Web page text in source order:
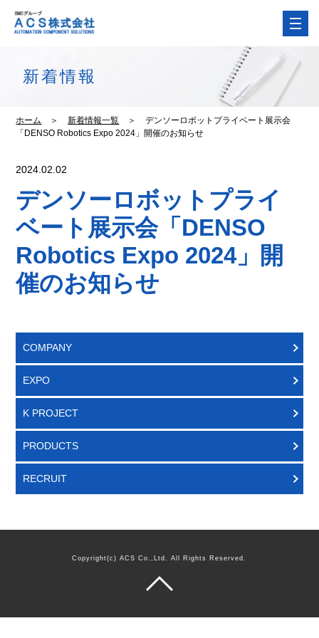
新着情報
ホーム ＞ 新着情報一覧 ＞
デンソーロボットプライベート展示会
「DENSO Robotics Expo 2024」開催のお知らせ
2024.02.02
デンソーロボットプライ
ベート展示会「DENSO
Robotics Expo 2024」開
催のお知らせ
COMPANY
EXPO
K PROJECT
PRODUCTS
RECRUIT
Copyright(c) ACS Co.,Ltd. All Rights Reserved.